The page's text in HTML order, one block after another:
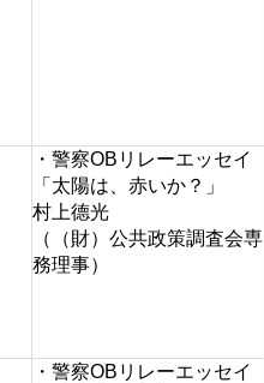
・警察OBリレーエッセイ
「太陽は、赤いか？」
村上德光
（（財）公共政策調査会専
務理事）
・警察OBリレーエッセイ